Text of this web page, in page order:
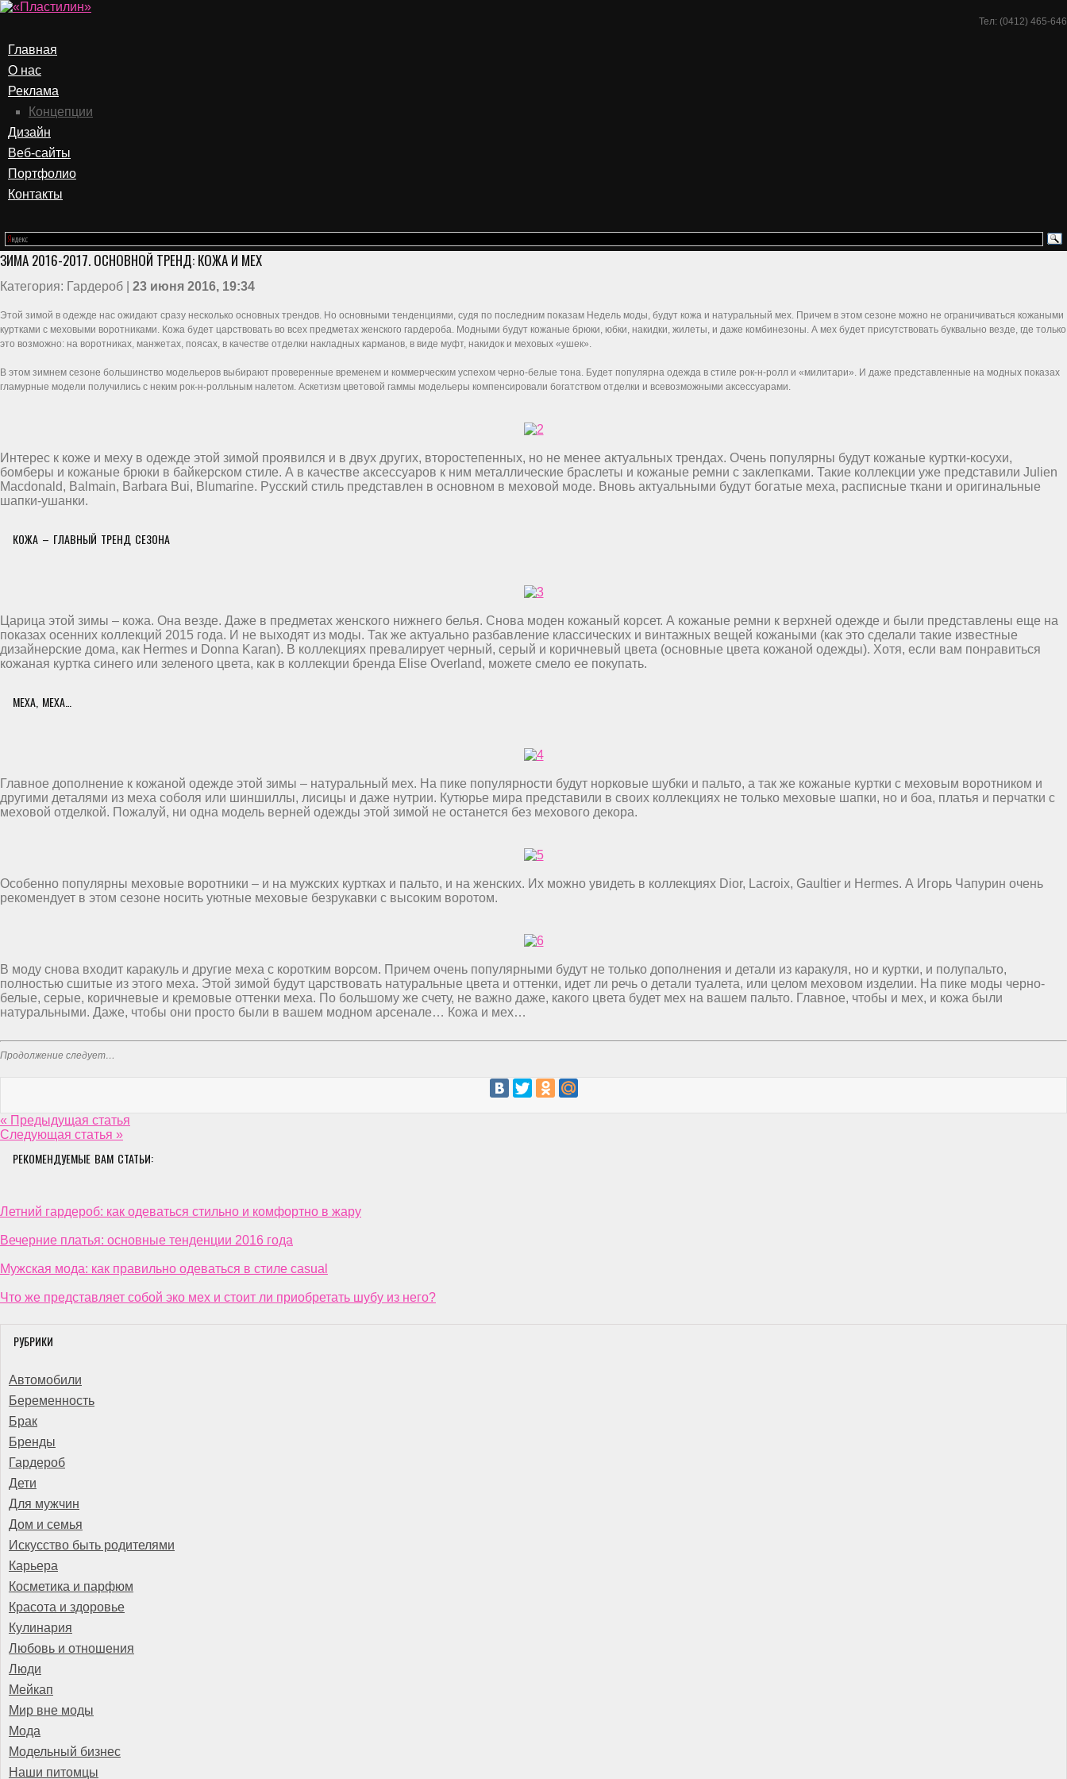
Тел: (0412) 465-646
Главная
О нас
Реклама
Концепции
Дизайн
Веб-сайты
Портфолио
Контакты
ЗИМА 2016-2017. ОСНОВНОЙ ТРЕНД: КОЖА И МЕХ
Категория: Гардероб | 23 июня 2016, 19:34
Этой зимой в одежде нас ожидают сразу несколько основных трендов. Но основными тенденциями, судя по последним показам Недель моды, будут кожа и натуральный мех. Причем в этом сезоне можно не ограничиваться кожаными
куртками с меховыми воротниками. Кожа будет царствовать во всех предметах женского гардероба. Модными будут кожаные брюки, юбки, накидки, жилеты, и даже комбинезоны. А мех будет присутствовать буквально везде, где только
это возможно: на воротниках, манжетах, поясах, в качестве отделки накладных карманов, в виде муфт, накидок и меховых «ушек».
В этом зимнем сезоне большинство модельеров выбирают проверенные временем и коммерческим успехом черно-белые тона. Будет популярна одежда в стиле рок-н-ролл и «милитари». И даже представленные на модных показах
гламурные модели получились с неким рок-н-ролльным налетом. Аскетизм цветовой гаммы модельеры компенсировали богатством отделки и всевозможными аксессуарами.
Интерес к коже и меху в одежде этой зимой проявился и в двух других, второстепенных, но не менее актуальных трендах. Очень популярны будут кожаные куртки-косухи,
бомберы и кожаные брюки в байкерском стиле. А в качестве аксессуаров к ним металлические браслеты и кожаные ремни с заклепками. Такие коллекции уже представили Julien
Macdonald, Balmain, Barbara Bui, Blumarine. Русский стиль представлен в основном в меховой моде. Вновь актуальными будут богатые меха, расписные ткани и оригинальные
шапки-ушанки.
КОЖА – ГЛАВНЫЙ ТРЕНД СЕЗОНА
Царица этой зимы – кожа. Она везде. Даже в предметах женского нижнего белья. Снова моден кожаный корсет. А кожаные ремни к верхней одежде и были представлены еще на
показах осенних коллекций 2015 года. И не выходят из моды. Так же актуально разбавление классических и винтажных вещей кожаными (как это сделали такие известные
дизайнерские дома, как Hermes и Donna Karan). В коллекциях превалирует черный, серый и коричневый цвета (основные цвета кожаной одежды). Хотя, если вам понравиться
кожаная куртка синего или зеленого цвета, как в коллекции бренда Elise Overland, можете смело ее покупать.
МЕХА, МЕХА…
Главное дополнение к кожаной одежде этой зимы – натуральный мех. На пике популярности будут норковые шубки и пальто, а так же кожаные куртки с меховым воротником и
другими деталями из меха соболя или шиншиллы, лисицы и даже нутрии. Кутюрье мира представили в своих коллекциях не только меховые шапки, но и боа, платья и перчатки с
меховой отделкой. Пожалуй, ни одна модель верней одежды этой зимой не останется без мехового декора.
Особенно популярны меховые воротники – и на мужских куртках и пальто, и на женских. Их можно увидеть в коллекциях Dior, Lacroix, Gaultier и Hermes. А Игорь Чапурин очень
рекомендует в этом сезоне носить уютные меховые безрукавки с высоким воротом.
В моду снова входит каракуль и другие меха с коротким ворсом. Причем очень популярными будут не только дополнения и детали из каракуля, но и куртки, и полупальто,
полностью сшитые из этого меха. Этой зимой будут царствовать натуральные цвета и оттенки, идет ли речь о детали туалета, или целом меховом изделии. На пике моды черно-
белые, серые, коричневые и кремовые оттенки меха. По большому же счету, не важно даже, какого цвета будет мех на вашем пальто. Главное, чтобы и мех, и кожа были
натуральными. Даже, чтобы они просто были в вашем модном арсенале… Кожа и мех…
Продолжение следует…
« Предыдущая статья
Следующая статья »
РЕКОМЕНДУЕМЫЕ ВАМ СТАТЬИ:
Летний гардероб: как одеваться стильно и комфортно в жару
Вечерние платья: основные тенденции 2016 года
Мужская мода: как правильно одеваться в стиле casual
Что же представляет собой эко мех и стоит ли приобретать шубу из него?
РУБРИКИ
Автомобили
Беременность
Брак
Бренды
Гардероб
Дети
Для мужчин
Дом и семья
Искусство быть родителями
Карьера
Косметика и парфюм
Красота и здоровье
Кулинария
Любовь и отношения
Люди
Мейкап
Мир вне моды
Мода
Модельный бизнес
Наши питомцы